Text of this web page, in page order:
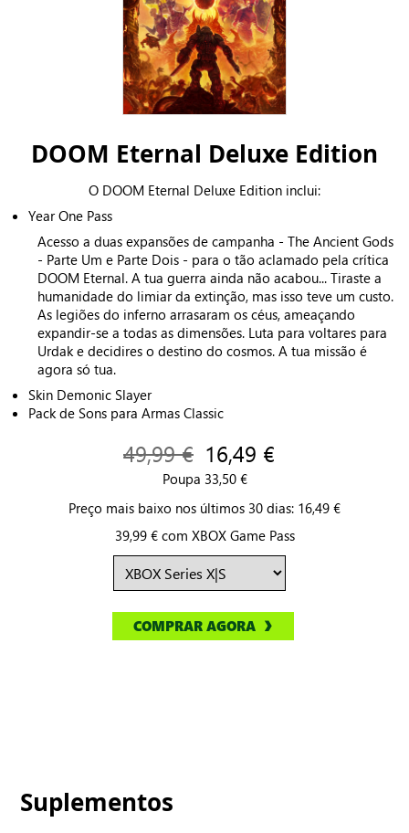
DOOM Eternal Deluxe Edition
O DOOM Eternal Deluxe Edition inclui:
Year One Pass
Acesso a duas expansões de campanha - The Ancient Gods
- Parte Um e Parte Dois - para o tão aclamado pela crítica
DOOM Eternal. A tua guerra ainda não acabou... Tiraste a
humanidade do limiar da extinção, mas isso teve um custo.
As legiões do inferno arrasaram os céus, ameaçando
expandir-se a todas as dimensões. Luta para voltares para
Urdak e decidires o destino do cosmos. A tua missão é
agora só tua.
Skin Demonic Slayer
Pack de Sons para Armas Classic
49,99 € 16,49 €
Poupa 33,50 €
Preço mais baixo nos últimos 30 dias: 16,49 €
39,99 € com XBOX Game Pass
COMPRAR AGORA
Suplementos